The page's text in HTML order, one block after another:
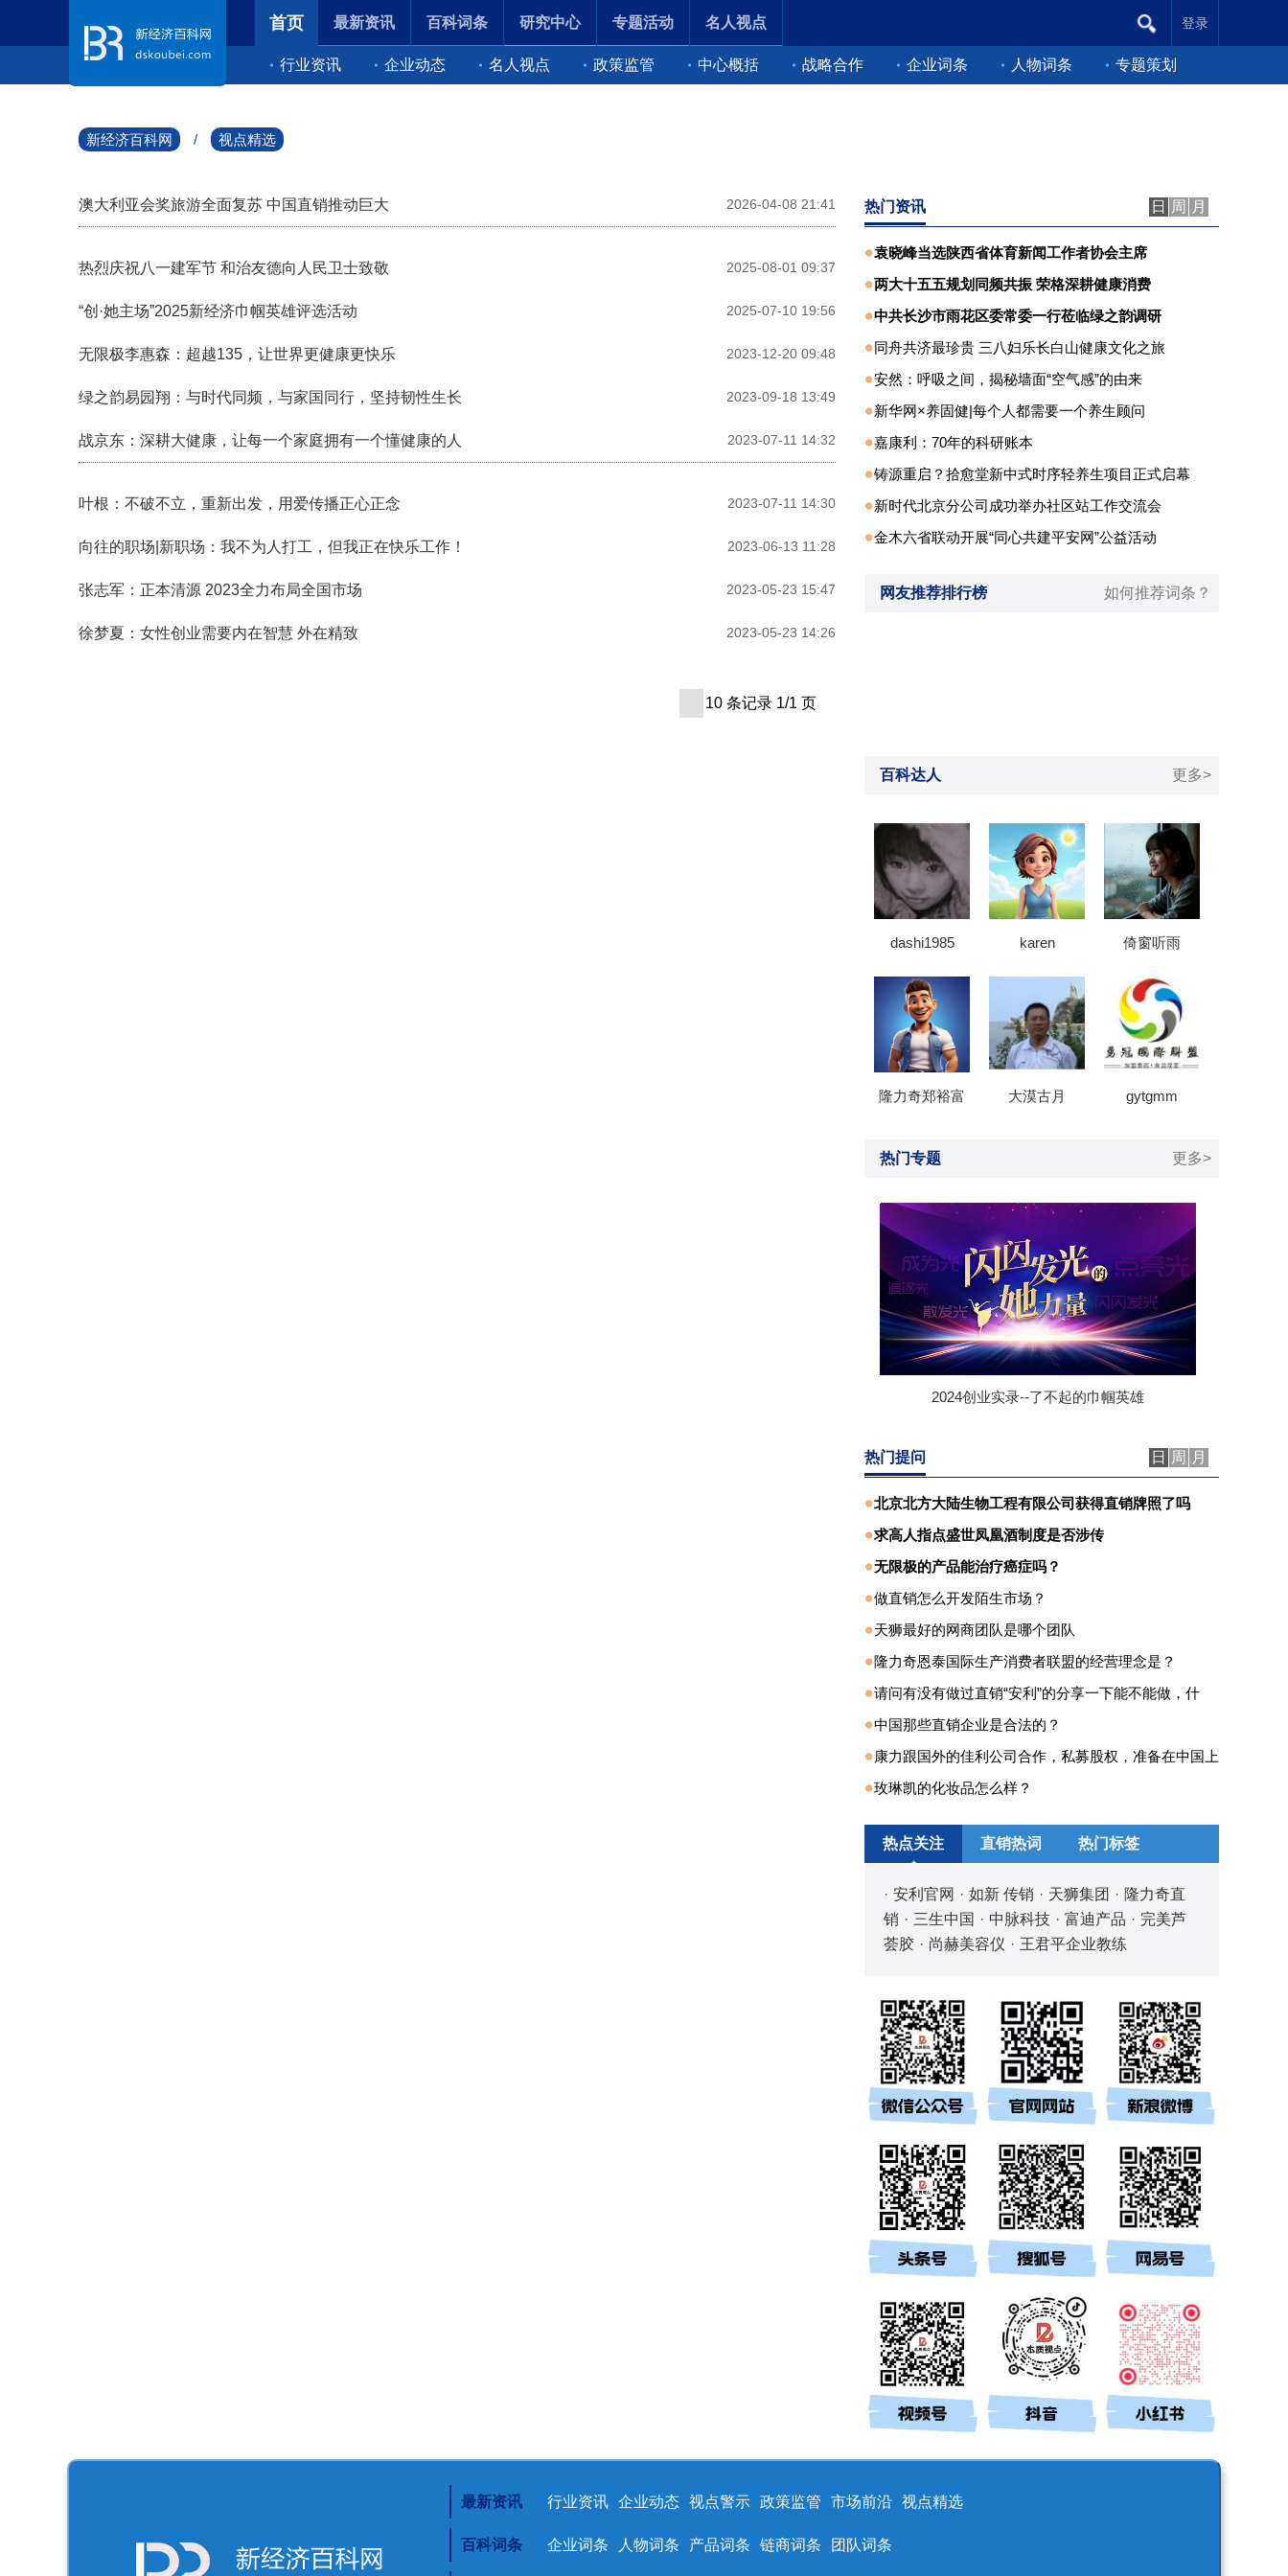
首页
行业资讯 企业动态 名人视点 政策监管 中心概括 战略合作 企业词条 人物词条 专题策划
最新资讯 百科词条 研究中心 专题活动 名人视点 登录
新经济百科网 / 视点精选
澳大利亚会奖旅游全面复苏 中国直销推动巨大 2026-04-08 21:41
热烈庆祝八一建军节 和治友德向人民卫士致敬 2025-08-01 09:37
“创·她主场”2025新经济巾帼英雄评选活动 2025-07-10 19:56
无限极李惠森：超越135，让世界更健康更快乐 2023-12-20 09:48
绿之韵易园翔：与时代同频，与家国同行，坚持韧性生长 2023-09-18 13:49
战京东：深耕大健康，让每一个家庭拥有一个懂健康的人 2023-07-11 14:32
叶根：不破不立，重新出发，用爱传播正心正念 2023-07-11 14:30
向往的职场|新职场：我不为人打工，但我正在快乐工作！ 2023-06-13 11:28
张志军：正本清源 2023全力布局全国市场 2023-05-23 15:47
徐梦夏：女性创业需要内在智慧 外在精致 2023-05-23 14:26
10 条记录 1/1 页
热门资讯 日 周 月
袁晓峰当选陕西省体育新闻工作者协会主席
两大十五五规划同频共振 荣格深耕健康消费
中共长沙市雨花区委常委一行莅临绿之韵调研
同舟共济最珍贵 三八妇乐长白山健康文化之旅
安然：呼吸之间，揭秘墙面“空气感”的由来
新华网×养固健|每个人都需要一个养生顾问
嘉康利：70年的科研账本
铸源重启？拾愈堂新中式时序轻养生项目正式启幕
新时代北京分公司成功举办社区站工作交流会
金木六省联动开展“同心共建平安网”公益活动
网友推荐排行榜 如何推荐词条？
百科达人 更多>
dashi1985 karen 倚窗听雨
隆力奇郑裕富 大漠古月 gytgmm
热门专题 更多>
2024创业实录--了不起的巾帼英雄
热门提问 日 周 月
北京北方大陆生物工程有限公司获得直销牌照了吗
求高人指点盛世凤凰酒制度是否涉传
无限极的产品能治疗癌症吗？
做直销怎么开发陌生市场？
天狮最好的网商团队是哪个团队
隆力奇恩泰国际生产消费者联盟的经营理念是？
请问有没有做过直销“安利”的分享一下能不能做，什
中国那些直销企业是合法的？
康力跟国外的佳利公司合作，私募股权，准备在中国上
玫琳凯的化妆品怎么样？
热点关注 直销热词 热门标签
· 安利官网 · 如新 传销 · 天狮集团 · 隆力奇直
销 · 三生中国 · 中脉科技 · 富迪产品 · 完美芦
荟胶 · 尚赫美容仪 · 王君平企业教练
最新资讯 行业资讯 企业动态 视点警示 政策监管 市场前沿 视点精选
百科词条 企业词条 人物词条 产品词条 链商词条 团队词条